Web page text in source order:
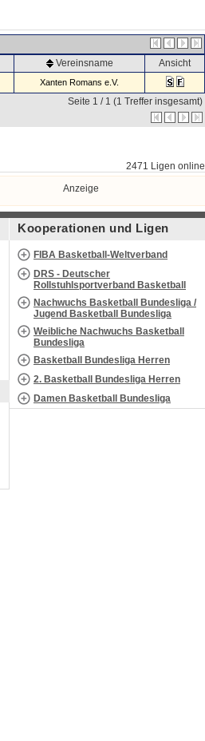
Vereinsname Ansicht
Xanten Romans e.V.
Seite 1 / 1 (1 Treffer insgesamt)
2471 Ligen online
Anzeige
Kooperationen und Ligen
FIBA Basketball-Weltverband
DRS - Deutscher
Rollstuhlsportverband Basketball
Nachwuchs Basketball Bundesliga /
Jugend Basketball Bundesliga
Weibliche Nachwuchs Basketball
Bundesliga
Basketball Bundesliga Herren
2. Basketball Bundesliga Herren
Damen Basketball Bundesliga